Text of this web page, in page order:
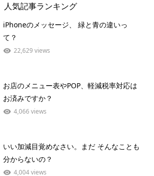
人気記事ランキング
iPhoneのメッセージ、 緑と青の違いっ
て？
22,629 views
お店のメニュー表やPOP、軽減税率対応は
お済みですか？
4,066 views
いい加減目覚めなさい。まだ そんなことも
分からないの？
4,004 views